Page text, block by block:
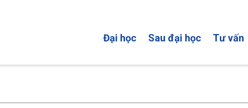
MAIN
NAVIGATION
Đại học Sau đại học Tư vấn